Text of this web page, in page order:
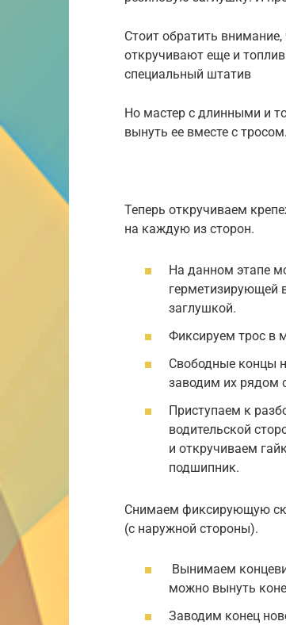
Стоит обратить
откручивают еще и
специальный штатив
Но мастер с длинными и
вынуть ее вместе с тросом.
Теперь откручиваем
на каждую из сторон.
На данном этапе
герметизирующей
заглушкой.
Фиксируем трос в
Свободные концы
заводим их рядом
Приступаем к
водительской
и откручиваем
подшипник.
Снимаем фиксирующую
(с наружной стороны).
Вынимаем
можно вынуть
Заводим конец